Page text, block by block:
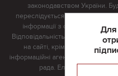
Для
законодавством України.
переслідується в судовому
інформації з сайту тільки з
Відповідальність за
на сайті, крім матеріалів, які
інформаційні агентства або
рада. Електронна пошта: